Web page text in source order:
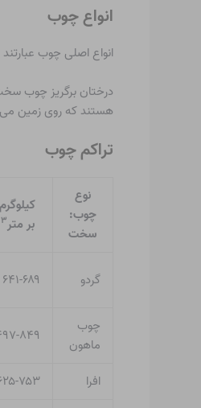
انواع چوب
انواع اصلی چوب
درختان برگریز چوب
هستند که روی زمین می
تراکم چوب
نوع
چوب:
سخت
کیلوگرم
بر متر۳
گردو ۶۴۱-۶۸۹
چوب
ماهون
۴۹۷-
افرا
۶۲۵-